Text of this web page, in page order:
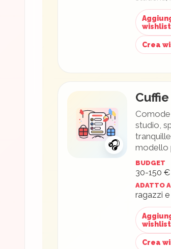
wishlist
Crea
🎧
studio,
modello
BUDGET
30-150 €
ADATTO A
ragazzi
wishlist
Crea